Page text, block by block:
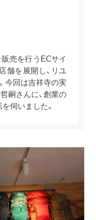
販売を行うECサイ
舗を展開し、リユ
今回は吉祥寺の実
嗣さんに、創業の
伺いました。